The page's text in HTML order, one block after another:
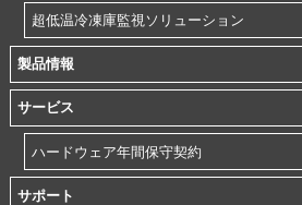
超低温冷凍庫監視ソリューション
製品情報
サービス
ハードウェア年間保守契約
サポート